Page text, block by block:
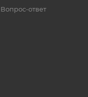
Вопрос-ответ